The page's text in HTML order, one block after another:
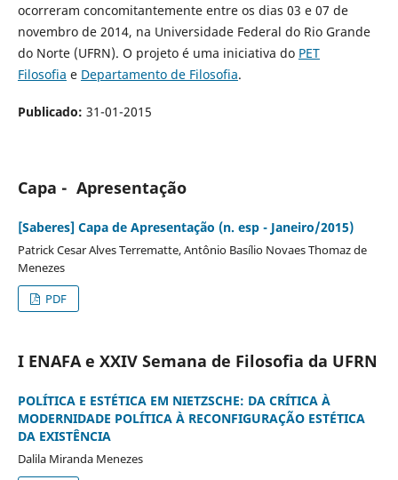
ocorreram concomitantemente entre os dias 03 e 07 de
novembro de 2014, na Universidade Federal do Rio Grande
do Norte (UFRN). O projeto é uma iniciativa do PET
Filosofia e Departamento de Filosofia.
Publicado: 31-01-2015
Capa - Apresentação
[Saberes] Capa de Apresentação (n. esp - Janeiro/2015)
Patrick Cesar Alves Terrematte, Antônio Basílio Novaes Thomaz de
Menezes
PDF
I ENAFA e XXIV Semana de Filosofia da UFRN
POLÍTICA E ESTÉTICA EM NIETZSCHE: DA CRÍTICA À
MODERNIDADE POLÍTICA À RECONFIGURAÇÃO ESTÉTICA
DA EXISTÊNCIA
Dalila Miranda Menezes